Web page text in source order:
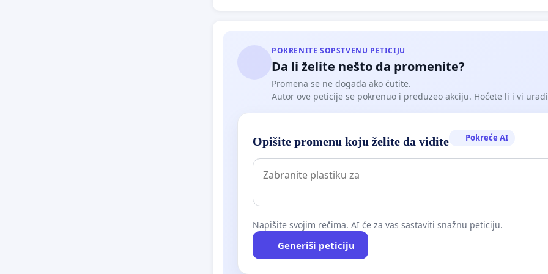
• Министарство здравља Републике Србије,
• Здравствену инспекцију,
POKRENITE SOPSTVENU PETICIJU
Da li želite nešto da promenite?
Promena se ne događa ako ćutite.
Autor ove peticije se pokrenuo i preduzeo akciju. Hoćete li i vi
Opišite promenu koju želite da vidite Pokreće AI
Napišite svojim rečima. AI će za vas sastaviti snažnu peticiju.
Generiši peticiju